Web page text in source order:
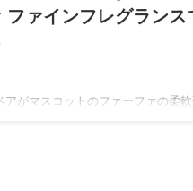
ファインフレグランス
アがマスコットのファーファの柔